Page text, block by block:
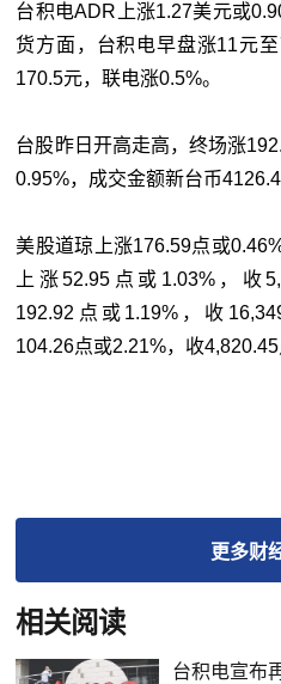
台积电ADR上涨1.27美元或
货方面，台积电早盘涨11元
170.5元，联电涨0.5%。
台股昨日开高走高，终场涨
0.95%，成交金额新台币
美股道琼上涨176.59点或
上涨52.95点或1.03%，收
192.92点或1.19%，收
104.26点或2.21%，收4,820.45
更多财
相关阅读
台积电宣布